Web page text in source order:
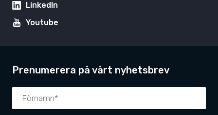
LinkedIn
Youtube
Prenumerera på vårt nyhetsbrev